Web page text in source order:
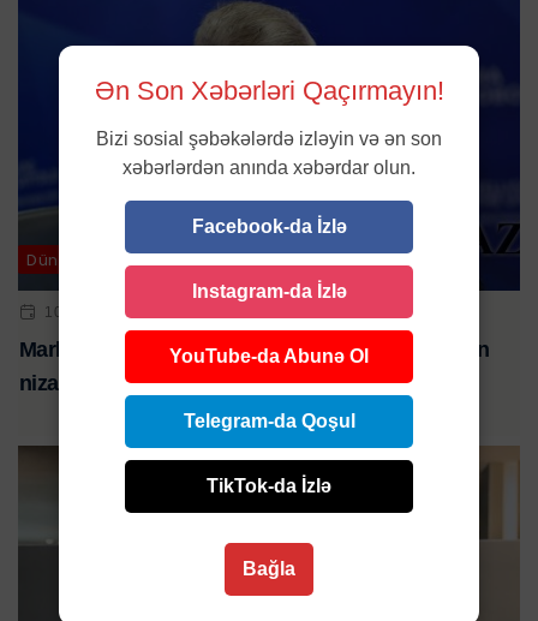
Dünya
10 SEN 2024 | 21:57
Markedonovdan sülh açıqlaması: “Münasibətlərin
nizamlanması məsələsində..."
Ən Son Xəbərləri Qaçırmayın!
Bizi sosial şəbəkələrdə izləyin və ən son
xəbərlərdən anında xəbərdar olun.
Facebook-da İzlə
Instagram-da İzlə
YouTube-da Abunə Ol
Telegram-da Qoşul
TikTok-da İzlə
Bağla